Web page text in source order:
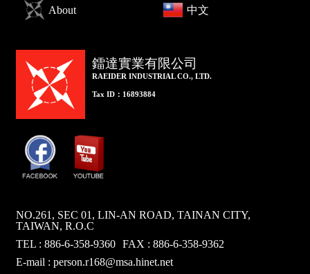
About 中文
鐳達實業有限公司
RAEIDER INDUSTRIAL CO., LTD.
Tax ID：16893884
NO.261, SEC 01, LIN-AN ROAD, TAINAN CITY,
TAIWAN, R.O.C
TEL : 886-6-358-9360
FAX : 886-6-358-9362
E-mail :person.r168@msa.hinet.net